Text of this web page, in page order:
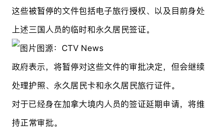
这些被暂停的文件包括电子旅行授权、以及目前身处
上述三国人员的临时和永久居民签证。
图源：CTV News
政府表示，将暂停对这些文件的审批决定，但会继续
处理护照、永久居民卡和永久居民旅行证件。
对于已经身在加拿大境内人员的签证延期申请，将维
持正常审批。